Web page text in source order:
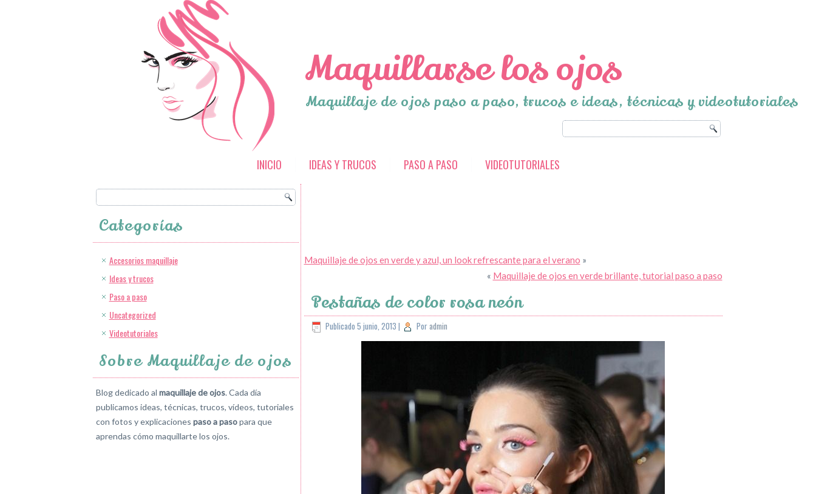
Maquillarse los ojos
Maquillaje de ojos paso a paso, trucos e ideas, técnicas y videotutoriales
INICIO IDEAS Y TRUCOS PASO A PASO VIDEOTUTORIALES
Categorías
Accesorios maquillaje
Ideas y trucos
Paso a paso
Uncategorized
Videotutoriales
Sobre Maquillaje de ojos
Blog dedicado al maquillaje de ojos. Cada día
publicamos ideas, técnicas, trucos, vídeos, tutoriales
con fotos y explicaciones paso a pasopara que
aprendas cómo maquillarte los ojos.
Maquillaje de ojos en verde y azul, un look refrescante para el verano »
« Maquillaje de ojos en verde brillante, tutorial paso a paso
Pestañas de color rosa neón
Publicado 5 junio, 2013 | Poradmin